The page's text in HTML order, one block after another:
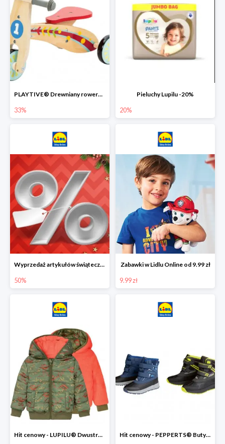
PLAYTIVE® Drewniany rowerek biegowy -33%
33%
Pieluchy Lupilu -20%
20%
Wyprzedaż artykułów świątecznych w Lidlu Online
50%
Zabawki w Lidlu Online od 9.99 zł
9.99 zł
Hit cenowy - LUPILU® Dwustronna kurtka dziecięca z polarem Hit cenowy - PEPPERTS® Buty zimowe chłopięce